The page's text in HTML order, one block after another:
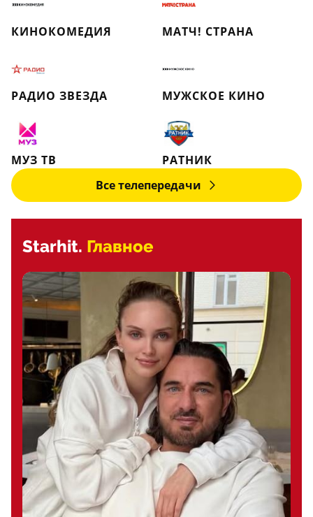
КИНОКОМЕДИЯ МАТЧ! СТРАНА
РАДИО ЗВЕЗДА МУЖСКОЕ КИНО
МУЗ ТВ
РАТНИК
Все телепередачи
Starhit. Главное